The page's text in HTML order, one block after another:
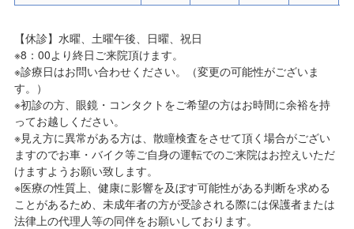
【休診】水曜、土曜午後、日曜、祝日
※8：00より終日ご来院頂けます。
※診療日はお問い合わせください。（変更の可能性がございま
す。）
※初診の方、眼鏡・コンタクトをご希望の方はお時間に余裕を持
ってお越しください。
※見え方に異常がある方は、散瞳検査をさせて頂く場合がござい
ますのでお車・バイク等ご自身の運転でのご来院はお控えいただ
けますようお願い致します。
※医療の性質上、健康に影響を及ぼす可能性がある判断を求める
ことがあるため、未成年者の方が受診される際には保護者または
法律上の代理人等の同伴をお願いしております。